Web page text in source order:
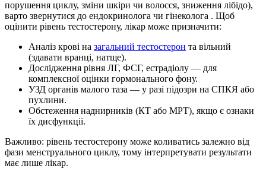
порушення циклу, зміни шкіри чи волосся, зниження лібідо),
варто звернутися до ендокринолога чи гінеколога . Щоб
оцінити рівень тестостерону, лікар може призначити:
Аналіз крові на загальний тестостерон та вільний
(здавати вранці, натще).
Дослідження рівня ЛГ, ФСГ, естрадіолу — для
комплексної оцінки гормонального фону.
УЗД органів малого таза — у разі підозри на СПКЯ або
пухлини.
Обстеження наднирників (КТ або МРТ), якщо є ознаки
їх дисфункції.
Важливо: рівень тестостерону може коливатись залежно від
фази менструального циклу, тому інтерпретувати результати
має лише лікар.